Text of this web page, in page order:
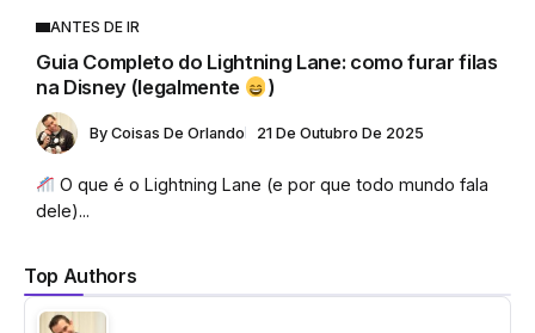
Top Authors
ANTES DE IR
Guia Completo do Lightning Lane: como furar filas
na Disney (legalmente
)
By Coisas De Orlando 21 De Outubro De 2025
O que é o Lightning Lane (e por que todo mundo fala
dele)...